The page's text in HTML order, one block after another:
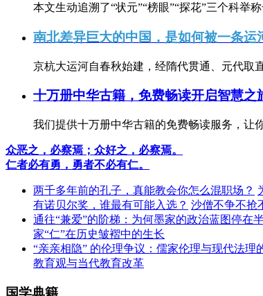
本文生动追溯了“状元”“榜眼”“探花”三个科举
南北差异巨大的中国，是如何被一条运
京杭大运河自春秋始建，经隋代贯通、元代取
十万册中华古籍，免费畅读开启智慧之
我们提供十万册中华古籍的免费畅读服务，让
众恶之，必察焉；众好之，必察焉。
仁者必有勇，勇者不必有仁。
两千多年前的孔子，真能教会你怎么混职场？
有诺贝尔奖，谁最有可能入选？ 沙僧不争不抢
通往“兼爱”的阶梯：为何墨家的政治蓝图停在
家“仁”在历史皱褶中的生长
“亲亲相隐” 的伦理争议：儒家伦理与现代法理
教育观与当代教育改革
国学典籍